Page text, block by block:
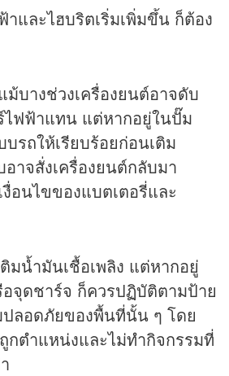
และไฮบริตเริ่มเพิ่มขึ้น ก็ต้อง
ม้บางช่วงเครื่องยนต์อาจดับ
ไฟฟ้าแทน แต่หากอยู่ในปั๊ม
รถให้เรียบร้อยก่อนเติม
าจสั่งเครื่องยนต์กลับมา
งื่อนไขของแบตเตอรี่และ
มน้ำมันเชื้อเพลิง แต่หากอยู่
จุดชาร์จ ก็ควรปฏิบัติตามป้าย
ลอดภัยของพื้นที่นั้น ๆ โดย
กตำแหน่งและไม่ทำกิจกรรมที่